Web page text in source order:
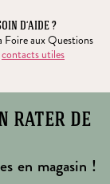
D’AIDE ?
Foire aux Questions
contacts utiles
rater de
en magasin !